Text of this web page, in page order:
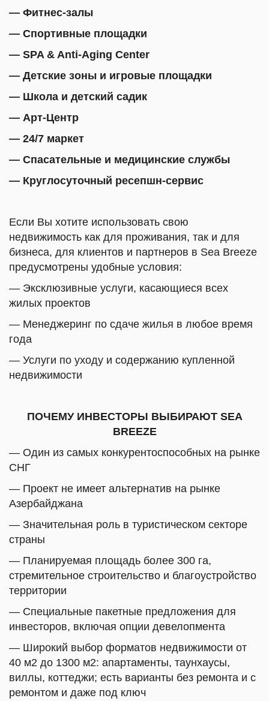
— Фитнес-залы
— Спортивные площадки
— SPA & Anti-Aging Center
— Детские зоны и игровые площадки
— Школа и детский садик
— Арт-Центр
— 24/7 маркет
— Спасательные и медицинские службы
— Круглосуточный ресепшн-сервис
Если Вы хотите использовать свою
недвижимость как для проживания, так и для
бизнеса, для клиентов и партнеров в Sea Breeze
предусмотрены удобные условия:
— Эксклюзивные услуги, касающиеся всех
жилых проектов
— Менеджеринг по сдаче жилья в любое время
года
— Услуги по уходу и содержанию купленной
недвижимости
ПОЧЕМУ ИНВЕСТОРЫ ВЫБИРАЮТ SEA
BREEZE
— Один из самых конкурентоспособных на рынке
СНГ
— Проект не имеет альтернатив на рынке
Азербайджана
— Значительная роль в туристическом секторе
страны
— Планируемая площадь более 300 га,
стремительное строительство и благоустройство
территории
— Специальные пакетные предложения для
инвесторов, включая опции девелопмента
— Широкий выбор форматов недвижимости от
40 м2 до 1300 м2: апартаменты, таунхаусы,
виллы, коттеджи; есть варианты без ремонта и с
ремонтом и даже под ключ